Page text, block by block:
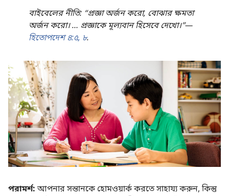
বাইবেলের নীতি: “প্রজ্ঞা অর্জন করো, বোঝার ক্ষমতা
অর্জন করো। … প্রজ্ঞাকে মূল্যবান হিসেবে দেখো।”—
হিতোপদেশ ৪:৫, ৮.
পরামর্শ:আপনার সন্তানকে হোমওয়ার্ক করতে সাহায্য করুন, কিন্তু